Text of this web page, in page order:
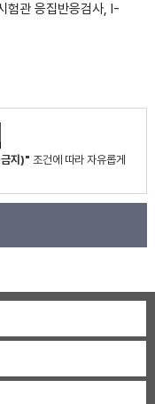
관 응집반응검사, I-
지)" 조건에 따라 자유롭게